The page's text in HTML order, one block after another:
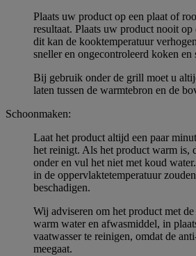
Plaats uw product op een plaat of
resultaat. Plaats uw product nooit
dit kan de kooktemperatuur
sneller en ongecontroleerd koken en
Bij gebruik onder de grill moet u
laten tussen de warmtebron en de
Schoonmaken:
Laat het product altijd een paar
het reinigt. Als het product warm is,
onder en vul het niet met koud
in de oppervlaktetemperatuur
beschadigen.
Wij adviseren om het product met
warm water en afwasmiddel, in
vaatwasser te reinigen, omdat de
meegaat.